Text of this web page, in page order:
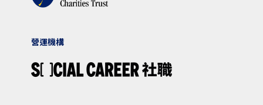
營運機構